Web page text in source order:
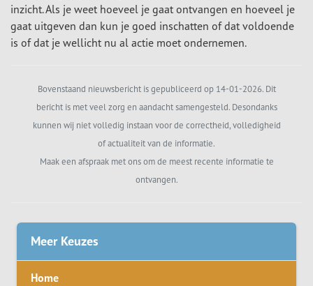
inzicht. Als je weet hoeveel je gaat ontvangen en hoeveel je
gaat uitgeven dan kun je goed inschatten of dat voldoende
is of dat je wellicht nu al actie moet ondernemen.
Bovenstaand nieuwsbericht is gepubliceerd op 14-01-2026. Dit
bericht is met veel zorg en aandacht samengesteld. Desondanks
kunnen wij niet volledig instaan voor de correctheid, volledigheid
of actualiteit van de informatie.
Maak een afspraak met ons om de meest recente informatie te
ontvangen.
Meer Keuzes
Home